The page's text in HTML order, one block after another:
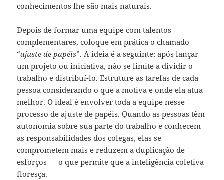
conhecimentos lhe são mais naturais.
Depois de formar uma equipe com talentos
complementares, coloque em prática o chamado
“ajuste de papéis”. A ideia é a seguinte: após lançar
um projeto ou iniciativa, não se limite a dividir o
trabalho e distribuí-lo. Estruture as tarefas de cada
pessoa considerando o que a motiva e onde ela atua
melhor. O ideal é envolver toda a equipe nesse
processo de ajuste de papéis. Quando as pessoas têm
autonomia sobre sua parte do trabalho e conhecem
as responsabilidades dos colegas, elas se
comprometem mais e reduzem a duplicação de
esforços — o que permite que a inteligência coletiva
floresça.